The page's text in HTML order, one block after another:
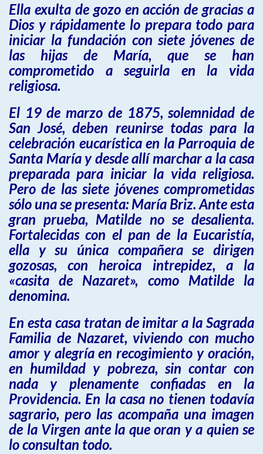
Ella exulta de gozo en acción de gracias a
Dios y rápidamente lo prepara todo para
iniciar la fundación con siete jóvenes de
las hijas de María, que se han
comprometido a seguirla en la vida
religiosa.
El 19 de marzo de 1875, solemnidad de
San José, deben reunirse todas para la
celebración eucarística en la Parroquia de
Santa María y desde allí marchar a la casa
preparada para iniciar la vida religiosa.
Pero de las siete jóvenes comprometidas
sólo una se presenta: María Briz. Ante esta
gran prueba, Matilde no se desalienta.
Fortalecidas con el pan de la Eucaristía,
ella y su única compañera se dirigen
gozosas, con heroica intrepidez, a la
«casita de Nazaret», como Matilde la
denomina.
En esta casa tratan de imitar a la Sagrada
Familia de Nazaret, viviendo con mucho
amor y alegría en recogimiento y oración,
en humildad y pobreza, sin contar con
nada y plenamente confiadas en la
Providencia. En la casa no tienen todavía
sagrario, pero las acompaña una imagen
de la Virgen ante la que oran y a quien se
lo consultan todo.